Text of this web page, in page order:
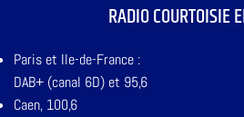
RADIO COURTOISIE
Paris et Ile-de-France :
DAB+ (canal 6D) et 95,6
Caen, 100,6